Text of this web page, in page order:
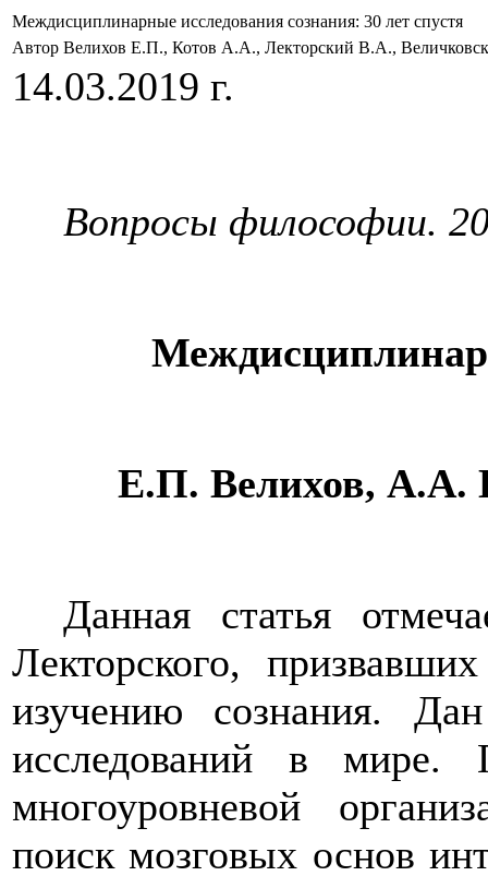
Междисциплинарные исследования сознания: 30 лет спустя
Автор Велихов Е.П., Котов А.А., Лекторский В.А.,
14.03.2019 г.
Вопросы философии.
Е.П. Велихов, А.А.
Данная статья
Лекторского,
изучению сознания.
исследований в мире.
многоуровневой
поиск мозговых основ